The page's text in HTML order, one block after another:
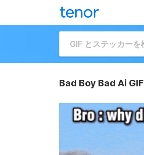
Bad Boy Bad Ai GIF